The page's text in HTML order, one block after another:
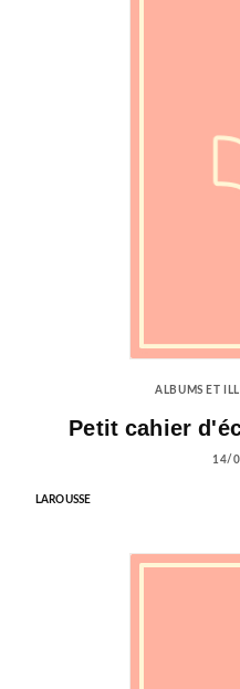
ALBUMS ET
Petit cahier
14/
LAROUSSE